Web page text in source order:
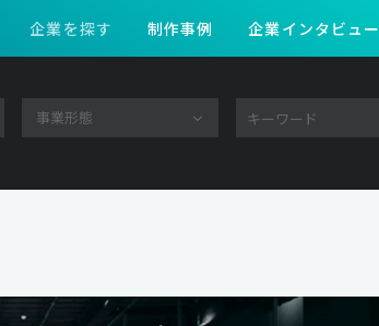
企業を探す 制作事例 企業インタビュー